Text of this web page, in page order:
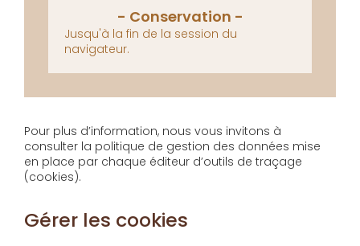
Jusqu'à la fin de la session du
navigateur.
Pour plus d’information, nous vous invitons à
consulter la politique de gestion des données mise
en place par chaque éditeur d’outils de traçage
(cookies).
Gérer les cookies